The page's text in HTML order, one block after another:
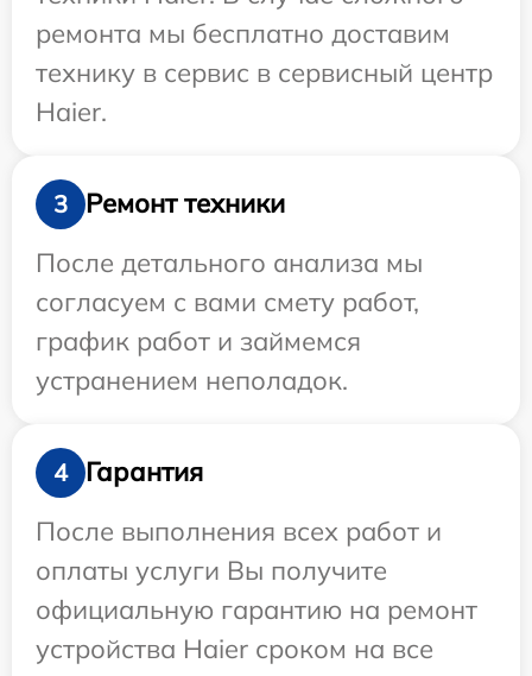
ремонта мы бесплатно доставим
технику в сервис в сервисный центр
Haier.
3
Ремонт техники
После детального анализа мы
согласуем с вами смету работ,
график работ и займемся
устранением неполадок.
4
Гарантия
После выполнения всех работ и
оплаты услуги Вы получите
официальную гарантию на ремонт
устройства Haier сроком на все